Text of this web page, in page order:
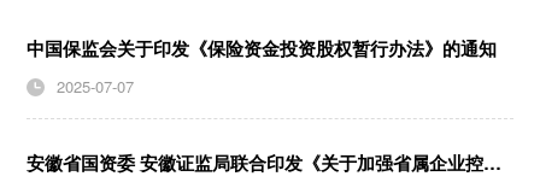
中国保监会关于印发《保险资金投资股权暂行办法》的通知
2025-07-07
安徽省国资委 安徽证监局联合印发《关于加强省属企业控股上市公司市值管理若干事项的通知》